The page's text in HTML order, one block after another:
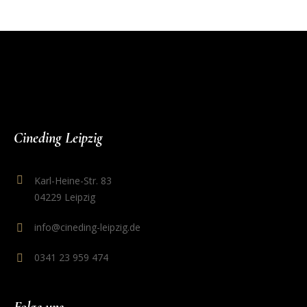
Cineding Leipzig
Karl-Heine-Str. 83
04229 Leipzig
info@cineding-leipzig.de
0341 23 959 474